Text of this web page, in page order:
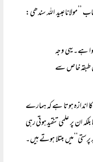
’’مولاناعبید اللہ سندھی:
ہے۔یہی وجہ
اس طبقہ خاص سے
اندازہ ہوتا ہے کہ ہمارے
ان پر علمی تنقید ہوتی رہی
مبتلا ہوتے ہیں۔